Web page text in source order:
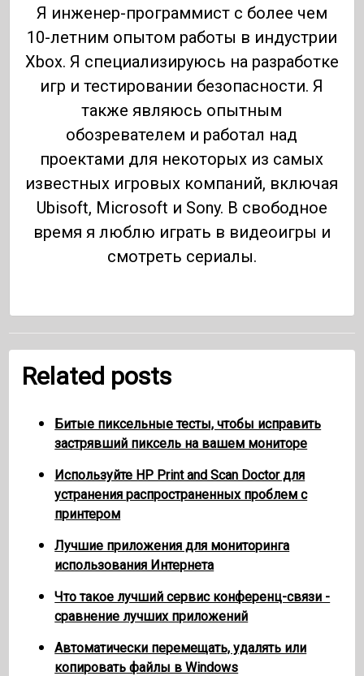
Я инженер-программист с более чем
10-летним опытом работы в индустрии
Xbox. Я специализируюсь на разработке
игр и тестировании безопасности. Я
также являюсь опытным
обозревателем и работал над
проектами для некоторых из самых
известных игровых компаний, включая
Ubisoft, Microsoft и Sony. В свободное
время я люблю играть в видеоигры и
смотреть сериалы.
Related posts
Битые пиксельные тесты, чтобы исправить
застрявший пиксель на вашем мониторе
Используйте HP Print and Scan Doctor для
устранения распространенных проблем с
принтером
Лучшие приложения для мониторинга
использования Интернета
Что такое лучший сервис конференц-связи -
сравнение лучших приложений
Автоматически перемещать, удалять или
копировать файлы в Windows